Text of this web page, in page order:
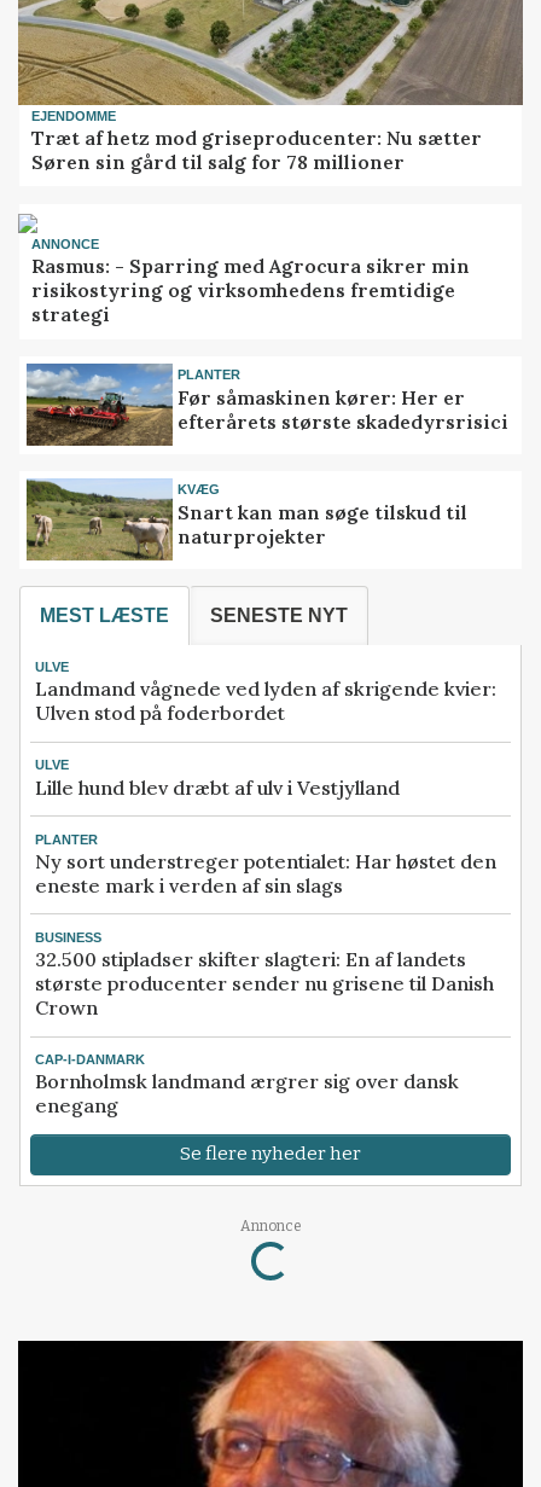
EJENDOMME
Træt af hetz mod griseproducenter: Nu sætter
Søren sin gård til salg for 78 millioner
ANNONCE
Rasmus: - Sparring med Agrocura sikrer min
risikostyring og virksomhedens fremtidige
strategi
PLANTER
Før såmaskinen kører: Her er
efterårets største skadedyrsrisici
KVÆG
Snart kan man søge tilskud til
naturprojekter
MEST LÆSTE SENESTE NYT
ULVE
Landmand vågnede ved lyden af skrigende kvier:
Ulven stod på foderbordet
ULVE
Lille hund blev dræbt af ulv i Vestjylland
PLANTER
Ny sort understreger potentialet: Har høstet den
eneste mark i verden af sin slags
BUSINESS
32.500 stipladser skifter slagteri: En af landets
største producenter sender nu grisene til Danish
Crown
CAP-I-DANMARK
Bornholmsk landmand ærgrer sig over dansk
enegang
Se flere nyheder her
Annonce
Loading...